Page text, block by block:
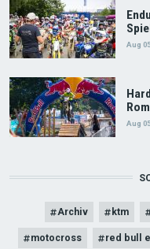
Aug
Aug
Archiv ktm
motocross red bull